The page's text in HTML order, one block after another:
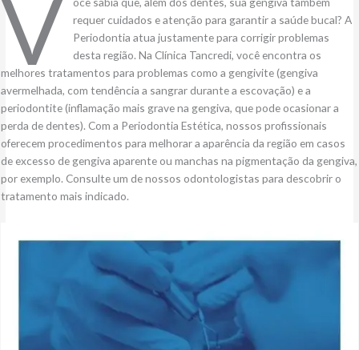
V
requer cuidados e atenção para garantir a saúde bucal? A
Periodontia atua justamente para corrigir problemas
desta região. Na Clínica Tancredi, você encontra os
melhores tratamentos para problemas como a gengivite (gengiva
avermelhada, com tendência a sangrar durante a escovação) e a
periodontite (inflamação mais grave na gengiva, que pode ocasionar a
perda de dentes). Com a Periodontia Estética, nossos profissionais
oferecem procedimentos para melhorar a aparência da região em casos
de excesso de gengiva aparente ou manchas na pigmentação da gengiva,
por exemplo. Consulte um de nossos odontologistas para descobrir o
tratamento mais indicado.